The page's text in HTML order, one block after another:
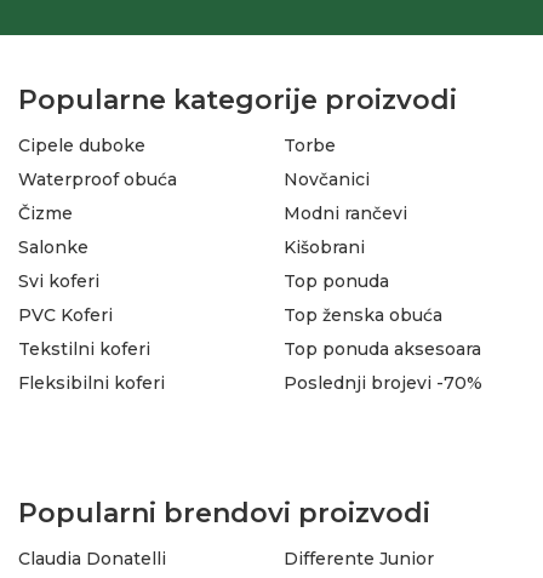
Popularne kategorije proizvodi
Cipele duboke
Waterproof obuća
Čizme
Salonke
Torbe
Novčanici
Modni rančevi
Kišobrani
Svi koferi
PVC Koferi
Tekstilni koferi
Fleksibilni koferi
Top ponuda
Top ženska obuća
Top ponuda aksesoara
Poslednji brojevi -70%
Popularni brendovi proizvodi
Claudia Donatelli
Differente Junior